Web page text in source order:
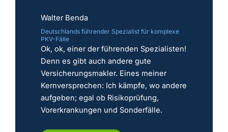
Walter Benda
Deutschlands führender Spezialist für komplexe
PKV-Fälle
Ok, ok, einer der führenden Spezialisten!
Denn es gibt auch andere gute
Versicherungsmakler. Eines meiner
Kernversprechen: Ich kämpfe, wo andere
aufgeben; egal ob Risikoprüfung,
Vorerkrankungen und Sonderfälle.